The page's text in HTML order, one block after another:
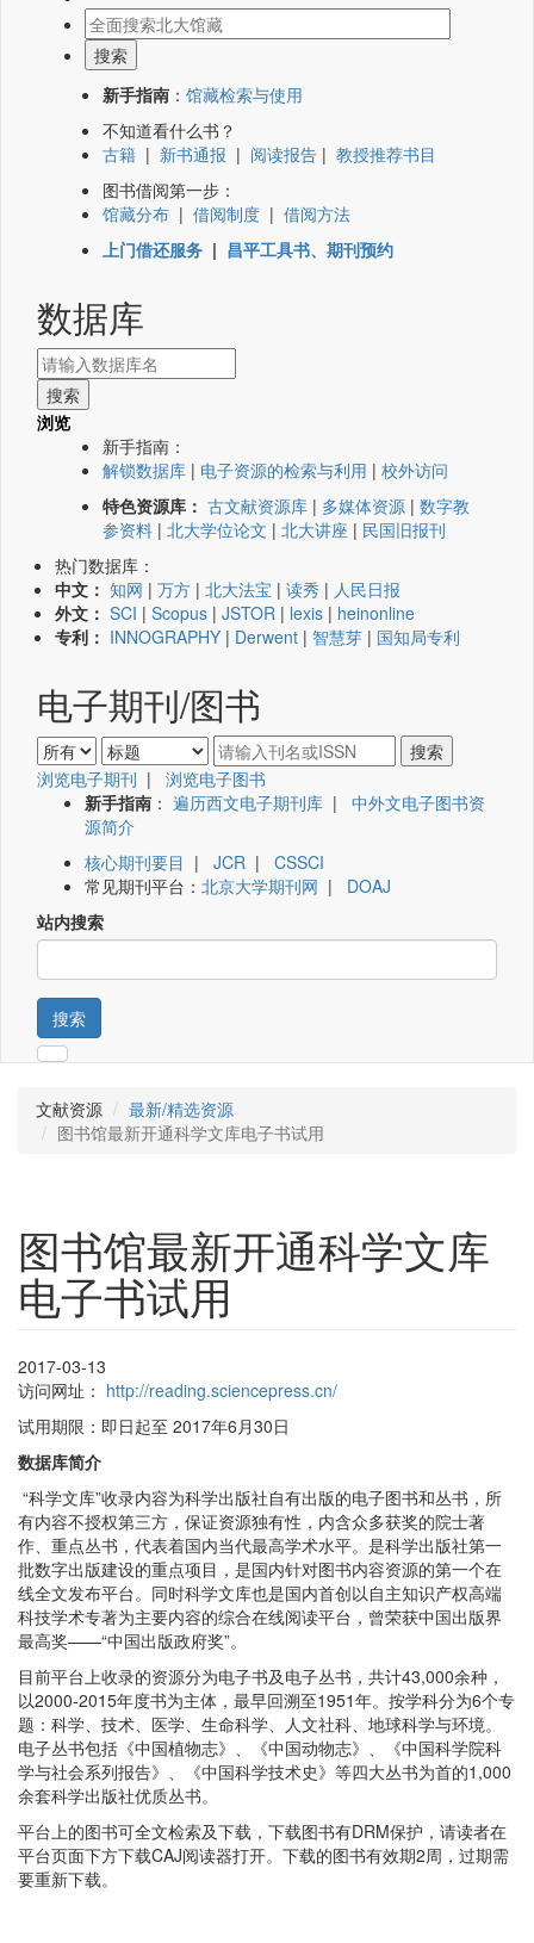
新手指南 ： 馆藏检索与使用
不知道看什么书？
古籍 | 新书通报 | 阅读报告 | 教授推荐书目
图书借阅第一步：
馆藏分布 | 借阅制度 | 借阅方法
上门借还服务 | 昌平工具书、期刊预约
数据库
浏览
新手指南：
解锁数据库 | 电子资源的检索与利用 | 校外访问
特色资源库： 古文献资源库 | 多媒体资源 | 数字教
参资料 | 北大学位论文 | 北大讲座 | 民国旧报刊
热门数据库：
中文： 知网 | 万方 | 北大法宝 | 读秀 | 人民日报
外文： SCI | Scopus | JSTOR | lexis | heinonline
专利： INNOGRAPHY | Derwent | 智慧芽 | 国知局专利
电子期刊/图书
浏览电子期刊 | 浏览电子图书
新手指南 ： 遍历西文电子期刊库 | 中外文电子图书资
源简介
核心期刊要目 | JCR | CSSCI
常见期刊平台： 北京大学期刊网 | DOAJ
站内搜索
搜索
文献资源
最新/精选资源
图书馆最新开通科学文库电子书试用
图书馆最新开通科学文库
电子书试用
2017-03-13
访问网址： http://reading.sciencepress.cn/
试用期限：即日起至 2017年6月30日
数据库简介
“科学文库”收录内容为科学出版社自有出版的电子图书和丛书，所
有内容不授权第三方，保证资源独有性，内含众多获奖的院士著
作、重点丛书，代表着国内当代最高学术水平。是科学出版社第一
批数字出版建设的重点项目，是国内针对图书内容资源的第一个在
线全文发布平台。同时科学文库也是国内首创以自主知识产权高端
科技学术专著为主要内容的综合在线阅读平台，曾荣获中国出版界
最高奖——“中国出版政府奖”。
目前平台上收录的资源分为电子书及电子丛书，共计43,000余种，
以2000-2015年度书为主体，最早回溯至1951年。按学科分为6个专
题：科学、技术、医学、生命科学、人文社科、地球科学与环境。
电子丛书包括《中国植物志》、《中国动物志》、《中国科学院科
学与社会系列报告》、《中国科学技术史》等四大丛书为首的1,000
余套科学出版社优质丛书。
平台上的图书可全文检索及下载，下载图书有DRM保护，请读者在
平台页面下方下载CAJ阅读器打开。下载的图书有效期2周，过期需
要重新下载。